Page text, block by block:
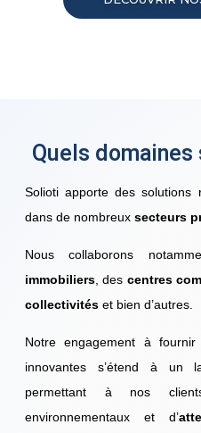
Quels
Solioti apporte des solutions
dans de nombreux secteurs
Nous collaborons
immobiliers , des centres
collectivités et bien d’autres.
Notre engagement à fournir
innovantes s’étend à un
permettant à nos
environnementaux et d’